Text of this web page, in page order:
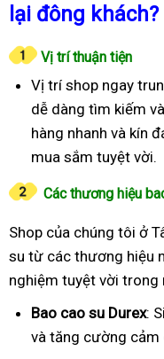
lại đông khách?
Vị trí thuận tiện
Vị trí shop ngay
dễ dàng tìm kiếm
hàng nhanh và kín
mua sắm tuyệt vời.
Các thương hiệu
Shop của chúng tôi ở
su từ các thương hiệu
nghiệm tuyệt vời trong
Bao cao su Durex:
và tăng cường cảm